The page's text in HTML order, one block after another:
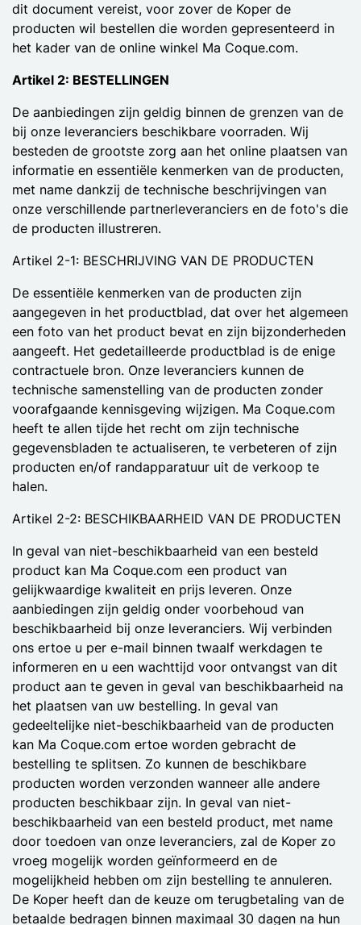
dit document vereist, voor zover de Koper de
producten wil bestellen die worden gepresenteerd in
het kader van de online winkel Ma Coque.com.
Artikel 2: BESTELLINGEN
De aanbiedingen zijn geldig binnen de grenzen van de
bij onze leveranciers beschikbare voorraden. Wij
besteden de grootste zorg aan het online plaatsen van
informatie en essentiële kenmerken van de producten,
met name dankzij de technische beschrijvingen van
onze verschillende partnerleveranciers en de foto's die
de producten illustreren.
Artikel 2-1: BESCHRIJVING VAN DE PRODUCTEN
De essentiële kenmerken van de producten zijn
aangegeven in het productblad, dat over het algemeen
een foto van het product bevat en zijn bijzonderheden
aangeeft. Het gedetailleerde productblad is de enige
contractuele bron. Onze leveranciers kunnen de
technische samenstelling van de producten zonder
voorafgaande kennisgeving wijzigen. Ma Coque.com
heeft te allen tijde het recht om zijn technische
gegevensbladen te actualiseren, te verbeteren of zijn
producten en/of randapparatuur uit de verkoop te
halen.
Artikel 2-2: BESCHIKBAARHEID VAN DE PRODUCTEN
In geval van niet-beschikbaarheid van een besteld
product kan Ma Coque.com een product van
gelijkwaardige kwaliteit en prijs leveren. Onze
aanbiedingen zijn geldig onder voorbehoud van
beschikbaarheid bij onze leveranciers. Wij verbinden
ons ertoe u per e-mail binnen twaalf werkdagen te
informeren en u een wachttijd voor ontvangst van dit
product aan te geven in geval van beschikbaarheid na
het plaatsen van uw bestelling. In geval van
gedeeltelijke niet-beschikbaarheid van de producten
kan Ma Coque.com ertoe worden gebracht de
bestelling te splitsen. Zo kunnen de beschikbare
producten worden verzonden wanneer alle andere
producten beschikbaar zijn. In geval van niet-
beschikbaarheid van een besteld product, met name
door toedoen van onze leveranciers, zal de Koper zo
vroeg mogelijk worden geïnformeerd en de
mogelijkheid hebben om zijn bestelling te annuleren.
De Koper heeft dan de keuze om terugbetaling van de
betaalde bedragen binnen maximaal 30 dagen na hun